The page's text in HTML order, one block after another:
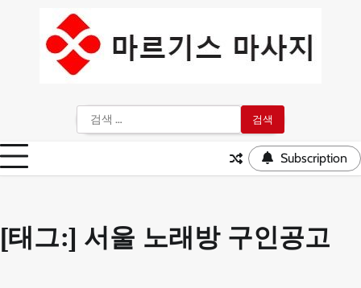
색:
Subscription
[태그:] 서울 노래방 구인공고